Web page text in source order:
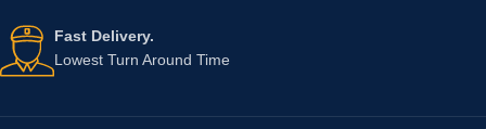
Fast Delivery.
Lowest Turn Around Time